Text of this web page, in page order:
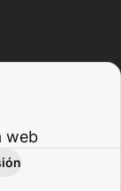
web